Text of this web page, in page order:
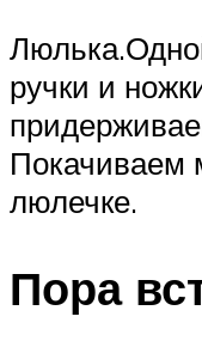
ручки и
Покачиваем
люлечке.
Пора